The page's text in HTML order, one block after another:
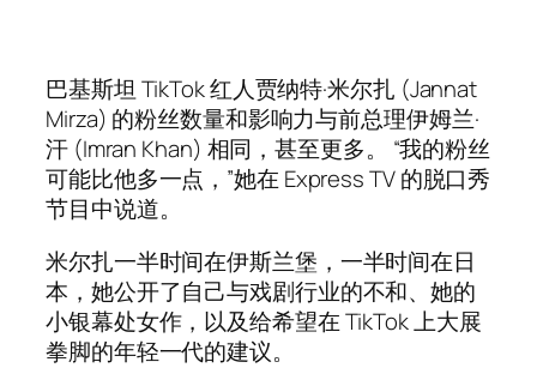
巴基斯坦 TikTok 红人贾纳特·米尔扎 (Jannat
Mirza) 的粉丝数量和影响力与前总理伊姆兰·
汗 (Imran Khan) 相同，甚至更多。 “我的粉丝
可能比他多一点，”她在 Express TV 的脱口秀
节目中说道。
米尔扎一半时间在伊斯兰堡，一半时间在日
本，她公开了自己与戏剧行业的不和、她的
小银幕处女作，以及给希望在 TikTok 上大展
拳脚的年轻一代的建议。